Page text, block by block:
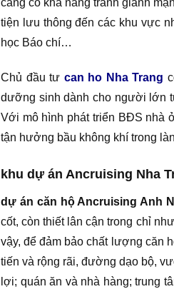
càng có khả năng tranh giành
tiện lưu thông đến các khu vực
học Báo chí…
Chủ đầu tư can ho Nha Trang
dưỡng sinh dành cho người lớn
Với mô hình phát triển BĐS nhà
tận hưởng bầu không khí trong
khu dự án Ancruising Nha
dự án căn hộ Ancruising Anh
cốt, còn thiết lân cận trong chỉ
vậy, để đảm bảo chất lượng căn
tiến và rộng rãi, đường dạo bộ,
lợi; quán ăn và nhà hàng; trung